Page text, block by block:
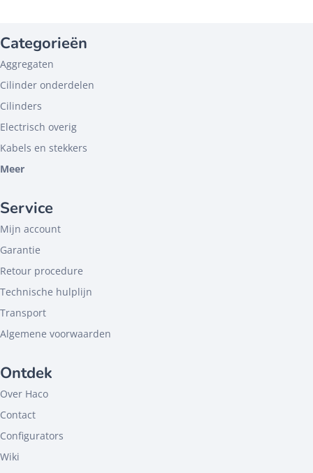
Categorieën
Aggregaten
Cilinder onderdelen
Cilinders
Electrisch overig
Kabels en stekkers
Meer
Service
Mijn account
Garantie
Retour procedure
Technische hulplijn
Transport
Algemene voorwaarden
Ontdek
Over Haco
Contact
Configurators
Wiki